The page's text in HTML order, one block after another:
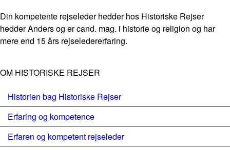
Din kompetente rejseleder hedder hos Historiske Rejser
hedder Anders og er cand. mag. i historie og religion og har
mere end 15 års rejseledererfaring.
OM HISTORISKE REJSER
Historien bag Historiske Rejser
Erfaring og kompetence
Erfaren og kompetent rejseleder